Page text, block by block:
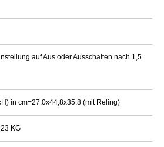
auf Aus oder Ausschalten nach 1,5
in cm=27,0x44,8x35,8 (mit Reling)
KG